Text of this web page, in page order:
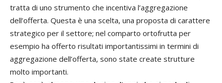
tratta di uno strumento che incentiva l’aggregazione
dell’offerta. Questa è una scelta, una proposta di carattere
strategico per il settore; nel comparto ortofrutta per
esempio ha offerto risultati importantissimi in termini di
aggregazione dell’offerta, sono state create strutture
molto importanti.